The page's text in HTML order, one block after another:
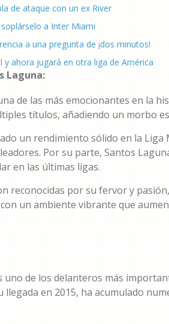
Laguna:
de las más emocionantes en la
títulos, añadiendo un morbo
un rendimiento sólido en la Liga
Por su parte, Santos
en las últimas ligas.
reconocidas por su fervor y
un ambiente vibrante que
uno de los delanteros más
en 2015, ha acumulado